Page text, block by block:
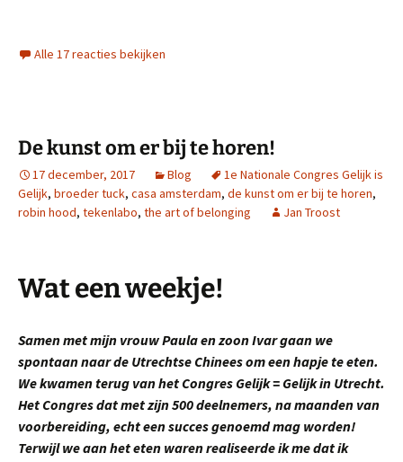
Alle 17 reacties bekijken
De kunst om er bij te horen!
17 december, 2017 Blog
1e Nationale Congres Gelijk is
Gelijk, broeder tuck, casa amsterdam, de kunst om er bij te horen,
robin hood, tekenlabo, the art of belonging Jan Troost
Wat een weekje!
Samen met mijn vrouw Paula en zoon Ivar gaan we
spontaan naar de Utrechtse Chinees om een hapje te eten.
We kwamen terug van het Congres Gelijk = Gelijk in Utrecht.
Het Congres dat met zijn 500 deelnemers, na maanden van
voorbereiding, echt een succes genoemd mag worden!
Terwijl we aan het eten waren realiseerde ik me dat ik